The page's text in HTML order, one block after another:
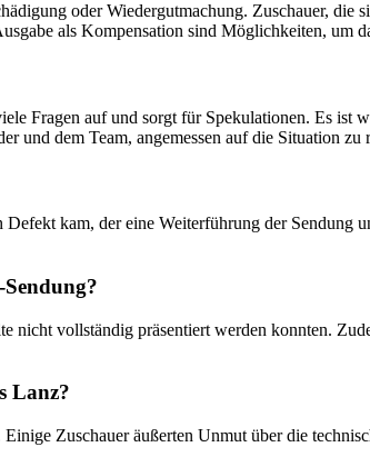
oder Wiedergutmachung. Zuschauer,
als Kompensation sind Möglichkeiten, um
Fragen auf und sorgt für Spekulationen. Es ist
und dem Team, angemessen auf die Situation
kam, der eine Weiterführung der Sendung
nicht vollständig präsentiert werden konnten.
Lanz?
Zuschauer äußerten Unmut über die